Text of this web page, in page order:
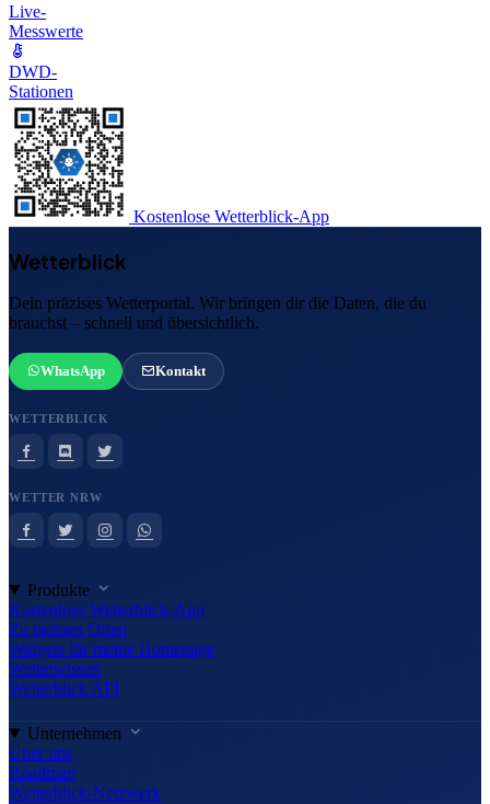
Live-
Messwerte
DWD-
Stationen
Kostenlose Wetterblick-App
Wetterblick
Dein präzises Wetterportal. Wir bringen dir die Daten, die du
brauchst – schnell und übersichtlich.
WhatsApp Kontakt
WETTERBLICK
WETTER NRW
Produkte
Kostenlose Wetterblick-App
Zu meinen Orten
Widgets für meine Homepage
Wetterwissen
Wetterblick API
Unternehmen
Über uns
Roadmap
Wetterblick-Netzwerk